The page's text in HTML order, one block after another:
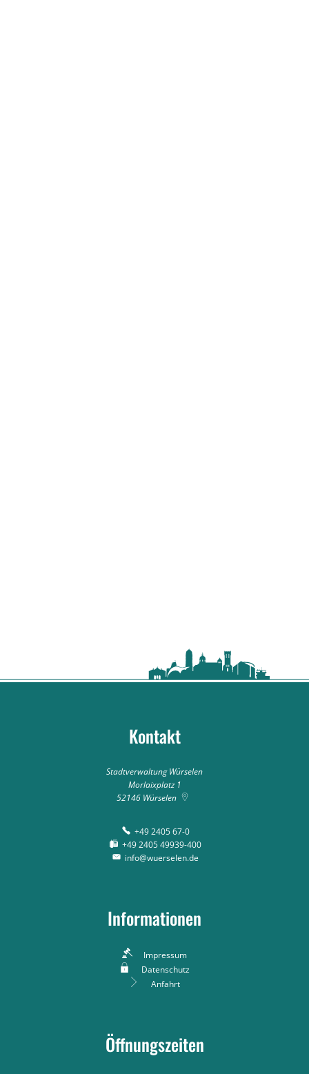
Kontakt
Stadtverwaltung Würselen
Morlaixplatz 1
52146 Würselen
+49 2405 67-0
+49 2405 49939-400
info@wuerselen.de
Informationen
Impressum
Datenschutz
Anfahrt
Öffnungszeiten